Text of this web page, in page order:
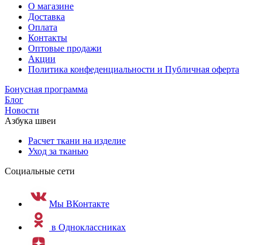
О магазине
Доставка
Оплата
Контакты
Оптовые продажи
Акции
Политика конфеденциальности и Публичная оферта
Бонусная программа
Блог
Новости
Азбука швеи
Расчет ткани на изделие
Уход за тканью
Социальные сети
Мы ВКонтакте
в Одноклассниках